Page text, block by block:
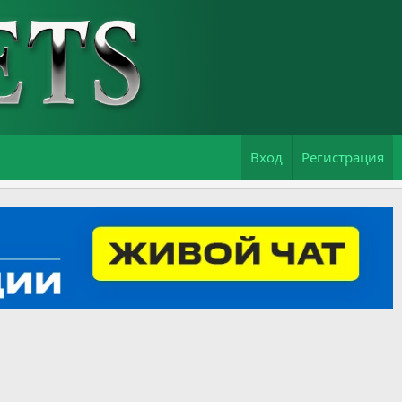
Вход Регистрация